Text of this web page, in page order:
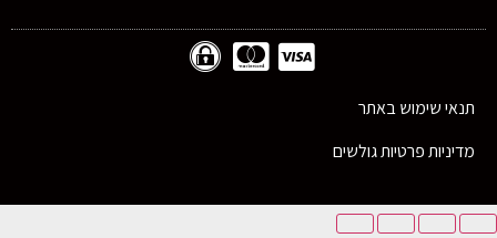
תנאי שימוש באתר
מדיניות פרטיות גולשים